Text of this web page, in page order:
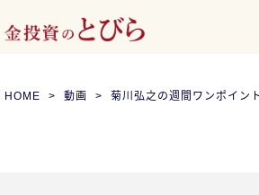
HOME 動画 菊川弘之の週間ワンポイン